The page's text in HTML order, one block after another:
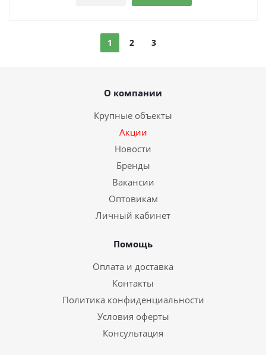
1 2 3
О компании
Крупные объекты
Акции
Новости
Бренды
Вакансии
Оптовикам
Личный кабинет
Помощь
Оплата и доставка
Контакты
Политика конфиденциальности
Условия оферты
Консультация